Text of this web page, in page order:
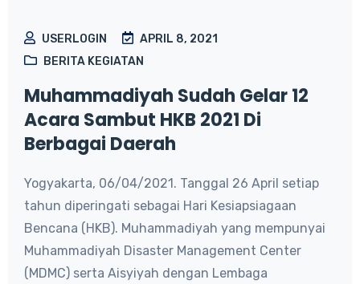
USERLOGIN
APRIL 8, 2021
BERITA KEGIATAN
Muhammadiyah Sudah Gelar 12
Acara Sambut HKB 2021 Di
Berbagai Daerah
Yogyakarta, 06/04/2021. Tanggal 26 April setiap
tahun diperingati sebagai Hari Kesiapsiagaan
Bencana (HKB). Muhammadiyah yang mempunyai
Muhammadiyah Disaster Management Center
(MDMC) serta Aisyiyah dengan Lembaga